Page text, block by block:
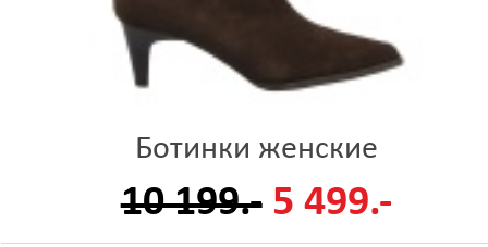
Ботинки женские
10 199.- 5 499.-